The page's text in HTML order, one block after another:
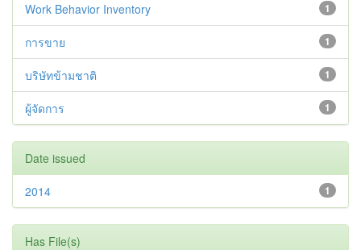
1
Work Behavior Inventory
1
การขาย
1
บริษัทข้ามชาติ
1
ผู้จัดการ
Date issued
1
2014
Has File(s)